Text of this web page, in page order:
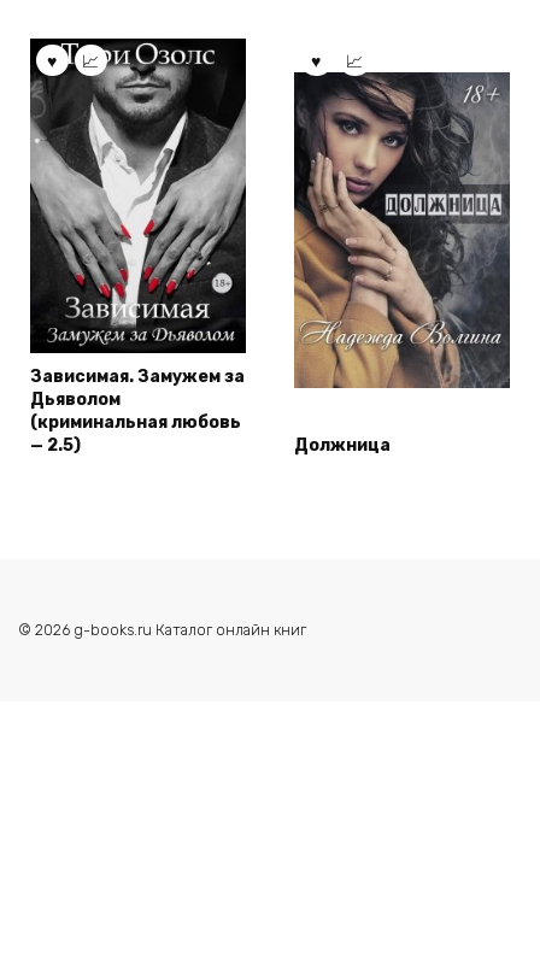
Зависимая. Замужем за
Дьяволом
(криминальная любовь
— 2.5)
Должница
© 2026 g-books.ru Каталог онлайн книг